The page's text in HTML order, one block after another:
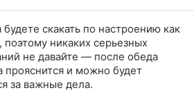
будете скакать по настроению как
поэтому никаких серьезных
не давайте — после обеда
прояснится и можно будет
за важные дела.